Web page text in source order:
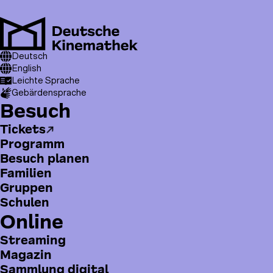
zum
Inhalt
T
o
p
m
e
n
u
Deutsch
English
Leichte Sprache
Gebärdensprache
H
a
u
p
t
m
e
n
ü
Besuch
Tickets
Programm
Besuch planen
Familien
Gruppen
Schulen
Online
Streaming
Magazin
Sammlung digital
Pfadnavigation
Kinemathek
Kameradschaft
Georg Wilhelm Pabst